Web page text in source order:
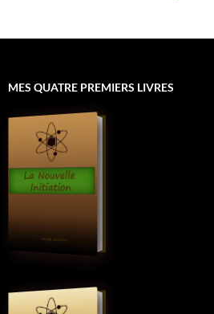
MES QUATRE PREMIERS LIVRES